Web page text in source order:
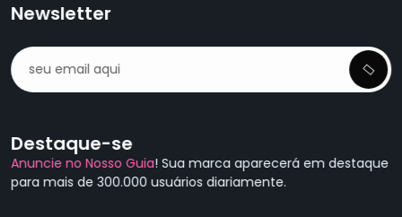
Newsletter
Destaque-se
Anuncie no Nosso Guia! Sua marca aparecerá em destaque
para mais de 300.000 usuários diariamente.